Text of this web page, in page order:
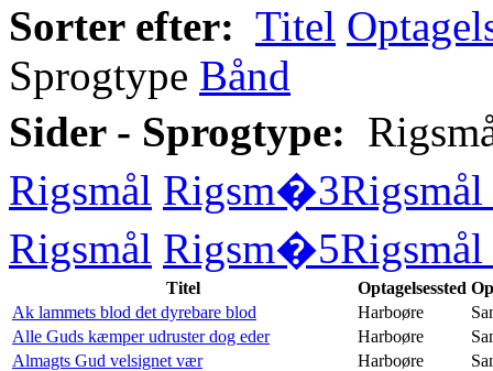
Sorter efter: Titel
Sprogtype Bånd
Sider - Sprogtype:
Rigsmål Rigsm�3
Rigsmål Rigsm�5
Titel Optagelsessted
Ak lammets blod det dyrebare blod
Harboøre
Alle Guds kæmper udruster dog eder
Harboøre
Almagts Gud velsignet vær
Harboøre